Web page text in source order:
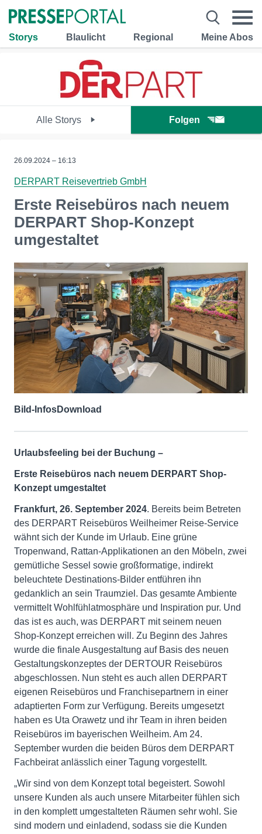
Storys Blaulicht Regional Meine Abos
Alle Storys Folgen
26.09.2024 – 16:13
DERPART Reisevertrieb GmbH
Erste Reisebüros nach neuem
DERPART Shop-Konzept
umgestaltet
Bild-InfosDownload
Urlaubsfeeling bei der Buchung –
Erste Reisebüros nach neuem DERPART Shop-
Konzept umgestaltet
Frankfurt, 26. September 2024. Bereits beim Betreten
des DERPART Reisebüros Weilheimer Reise-Service
wähnt sich der Kunde im Urlaub. Eine grüne
Tropenwand, Rattan-Applikationen an den Möbeln, zwei
gemütliche Sessel sowie großformatige, indirekt
beleuchtete Destinations-Bilder entführen ihn
gedanklich an sein Traumziel. Das gesamte Ambiente
vermittelt Wohlfühlatmosphäre und Inspiration pur. Und
das ist es auch, was DERPART mit seinem neuen
Shop-Konzept erreichen will. Zu Beginn des Jahres
wurde die finale Ausgestaltung auf Basis des neuen
Gestaltungskonzeptes der DERTOUR Reisebüros
abgeschlossen. Nun steht es auch allen DERPART
eigenen Reisebüros und Franchisepartnern in einer
adaptierten Form zur Verfügung. Bereits umgesetzt
haben es Uta Orawetz und ihr Team in ihren beiden
Reisebüros im bayerischen Weilheim. Am 24.
September wurden die beiden Büros dem DERPART
Fachbeirat anlässlich einer Tagung vorgestellt.
„Wir sind von dem Konzept total begeistert. Sowohl
unsere Kunden als auch unsere Mitarbeiter fühlen sich
in den komplett umgestalteten Räumen sehr wohl. Sie
sind modern und einladend, sodass sie die Kunden